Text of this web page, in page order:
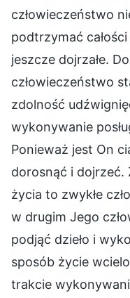
człowieczeństwo
podtrzymać
jeszcze dojrzałe.
człowieczeństwo
zdolność
wykonywanie
Ponieważ jest On
dorosnąć i dojrzeć.
życia to zwykłe
w drugim Jego
podjąć dzieło i
sposób życie
trakcie